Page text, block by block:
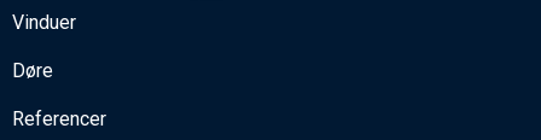
Vinduer
Døre
Referencer